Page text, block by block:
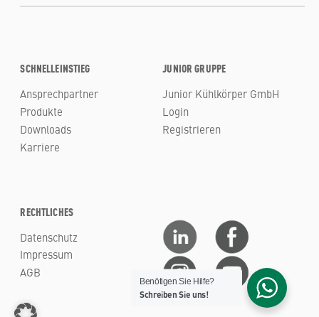
SCHNELLEINSTIEG
Ansprechpartner
Produkte
Downloads
Karriere
JUNIOR GRUPPE
Junior Kühlkörper GmbH
Login
Registrieren
RECHTLICHES
Datenschutz
Impressum
AGB
Benötigen Sie Hilfe?
Schreiben Sie uns!